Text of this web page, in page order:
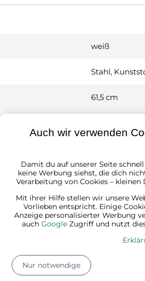
weiß
Stahl,
61,5 cm
30 l
1
6 Kg
Höhe:
Auch wir verwenden
Damit du auf unserer Seite
keine Werbung siehst, die dich
Verarbeitung von Cookies –
Mit ihrer Hilfe stellen wir unsere
Vorlieben entspricht. Einige
Anzeige personalisierter Werbung
auch Google Zugriff und nutzt
Nur notwendige